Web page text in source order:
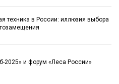
техника в России: иллюзия выбора
2025» и форум «Леса России»